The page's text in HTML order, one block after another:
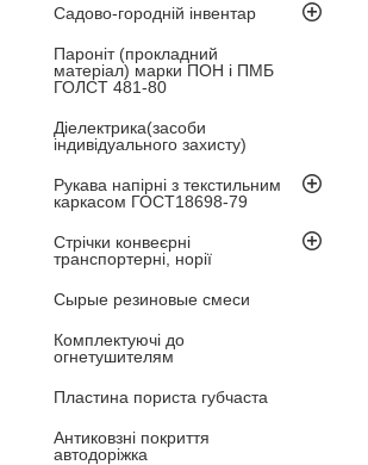
Садово-городній інвентар
Пароніт (прокладний
матеріал) марки ПОН і ПМБ
ГОЛСТ 481-80
Діелектрика(засоби
індивідуального захисту)
Рукава напірні з текстильним
каркасом ГОСТ18698-79
Стрічки конвеєрні
транспортерні, норії
Сырые резиновые смеси
Комплектуючі до
огнетушителям
Пластина пориста губчаста
Антиковзні покриття
автодоріжка